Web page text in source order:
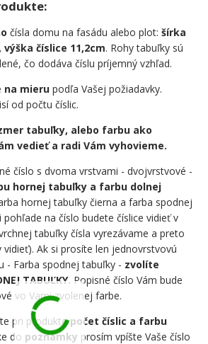
čísla domu na fasádu alebo plot: šírka
číslice 11,2cm. Rohy tabuľky sú
čo dodáva číslu príjemný vzhľad.
na mieru podľa Vašej požiadavky.
od počtu číslic.
tabuľky, alebo farbu ako
vedieť a radi Vám vyhovieme.
číslo s dvoma vrstvami - dvojvrstvové -
hornej tabuľky a farbu dolnej
hornej tabuľky čierna a farba spodnej
na číslo budete číslice vidieť v
tabuľky čísla vyrezávame a preto
Ak si prosíte len jednovrstvovú
- Farba spodnej tabuľky - zvolíte
TABUĽKY. Popisné číslo Vám bude
vo Vami zvolenej farbe.
pri produktepočet číslic a farbu
do poznámky prosím vpíšte Vaše číslo